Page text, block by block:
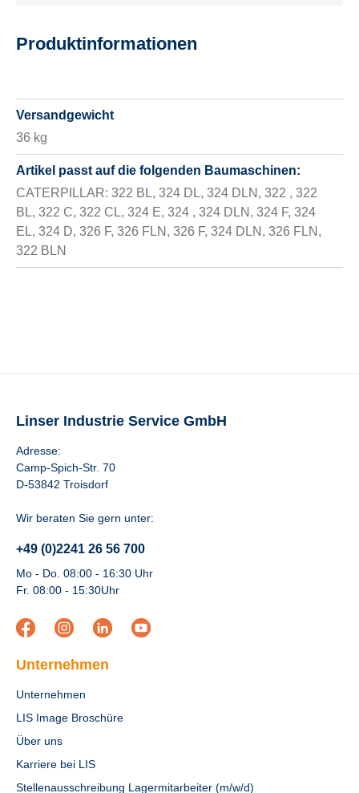
Produktinformationen
Versandgewicht
36 kg
Artikel passt auf die folgenden Baumaschinen:
CATERPILLAR: 322 BL, 324 DL, 324 DLN, 322 , 322
BL, 322 C, 322 CL, 324 E, 324 , 324 DLN, 324 F, 324
EL, 324 D, 326 F, 326 FLN, 326 F, 324 DLN, 326 FLN,
322 BLN
Linser Industrie Service GmbH
Adresse:
Camp-Spich-Str. 70
D-53842 Troisdorf
Wir beraten Sie gern unter:
+49 (0)2241 26 56 700
Mo - Do. 08:00 - 16:30 Uhr
Fr. 08:00 - 15:30Uhr
Unternehmen
Unternehmen
LIS Image Broschüre
Über uns
Karriere bei LIS
Stellenausschreibung Lagermitarbeiter (m/w/d)